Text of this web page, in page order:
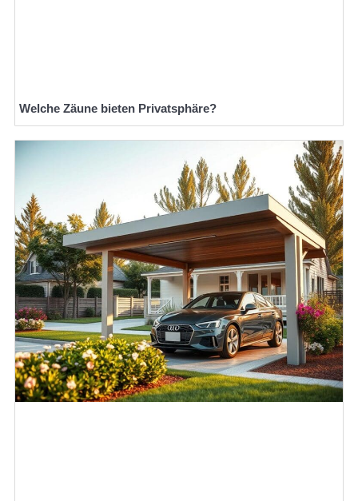
Welche Zäune bieten Privatsphäre?